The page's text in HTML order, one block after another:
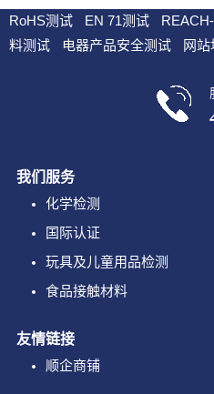
RoHS测试 EN 71测试
料测试
电器产品安全测试 网站
我们服务
化学检测
国际认证
玩具及儿童用品检测
食品接触材料
友情链接
顺企商铺